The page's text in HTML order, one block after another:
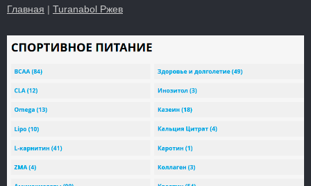
Главная | Turanabol Ржев